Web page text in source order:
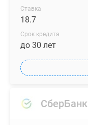
Ставка
18.7
Срок кредита
до 30 лет
СберБанк